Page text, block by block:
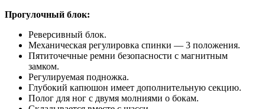
Прогулочный блок:
Реверсивный блок.
Механическая регулировка спинки — 3 положения.
Пятиточечные ремни безопасности с магнитным
замком.
Регулируемая подножка.
Глубокий капюшон имеет дополнительную секцию.
Полог для ног с двумя молниями о бокам.